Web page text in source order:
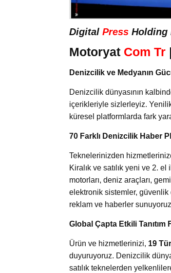
Digital Press Holding
Motoryat Com Tr
Denizcilik ve Medyanın
Denizcilik dünyasının
içerikleriyle sizlerleyiz.
küresel platformlarda fark
70 Farklı Denizcilik Haber
Teknelerinizden
Kiralık ve satılık yeni ve 2.
motorları, deniz araçları,
elektronik sistemler, güvenlik
reklam ve haberler
Global Çapta Etkili Tanıtım
Ürün ve hizmetlerinizi, 19
duyuruyoruz. Denizcilik
satılık teknelerden